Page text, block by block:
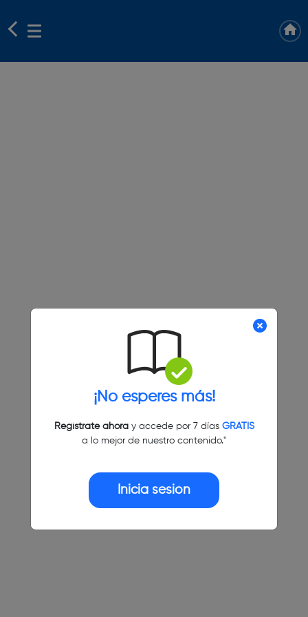
¡No esperes más!
Regístrate ahoray accede por 7 días GRATIS
a lo mejor de nuestro contenido."
Inicia sesión